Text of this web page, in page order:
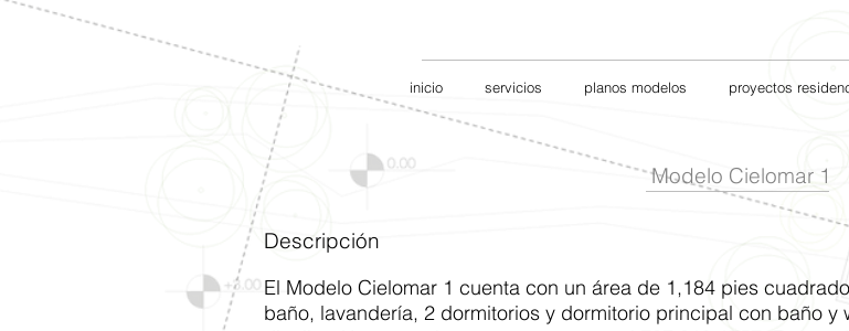
inicio servicios planos modelos proyectos
Modelo Cielomar 1
Descripción
El Modelo Cielomar 1 cuenta con un área de 1,184 pies
baño, lavandería, 2 dormitorios y dormitorio principal con baño y